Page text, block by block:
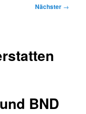
Nächster →
BND